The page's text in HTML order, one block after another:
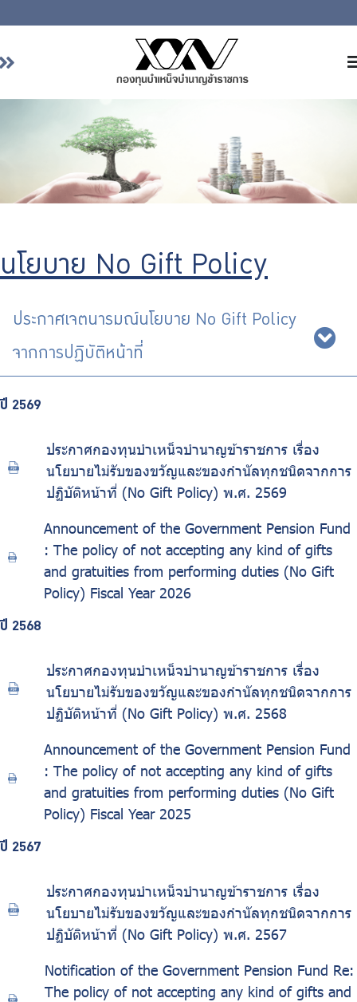
เกี่ยวกับ กบข.
รายงานผลการดำเนินงาน
จัดซื้อจัดจ้าง
บริการเจ้าหน้าที่ส่วนราชการ
ไทย | Eng
นโยบาย No Gift Policy
ประกาศเจตนารมณ์นโยบาย No Gift Policy
จากการปฏิบัติหน้าที่
ปี 2569
ประกาศกองทุนบำเหน็จบำนาญข้าราชการ เรื่อง
นโยบายไม่รับของขวัญและของกำนัลทุกชนิดจากการ
ปฏิบัติหน้าที่ (No Gift Policy) พ.ศ. 2569
Announcement of the Government Pension Fund
: The policy of not accepting any kind of gifts
and gratuities from performing duties (No Gift
Policy) Fiscal Year 2026
ปี 2568
ประกาศกองทุนบำเหน็จบำนาญข้าราชการ เรื่อง
นโยบายไม่รับของขวัญและของกำนัลทุกชนิดจากการ
ปฏิบัติหน้าที่ (No Gift Policy) พ.ศ. 2568
Announcement of the Government Pension Fund
: The policy of not accepting any kind of gifts
and gratuities from performing duties (No Gift
Policy) Fiscal Year 2025
ปี 2567
ประกาศกองทุนบำเหน็จบำนาญข้าราชการ เรื่อง
นโยบายไม่รับของขวัญและของกำนัลทุกชนิดจากการ
ปฏิบัติหน้าที่ (No Gift Policy) พ.ศ. 2567
Notification of the Government Pension Fund Re:
The policy of not accepting any kind of gifts and